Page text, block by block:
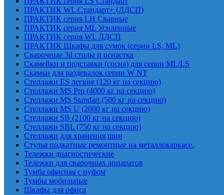
ПРАКТИК WL Стандарт+ (ЛДСП)
ПРАКТИК серия LH Сварные
ПРАКТИК серия ML Усиленные
ПРАКТИК серия WL ЛДСП
ПРАКТИК Шкафы для сумок (серии LS, ML)
Сварочные 3d столы и оснастка
Скамейки и подставки (сосна) для серии ML/LS
Скамьи для раздевалок серии W NT
Стеллажи ES легкие (120 кг на секцию)
Стеллажи MS Pro (4000 кг на секцию)
Стеллажи MS Standart (500 кг на секцию)
Стеллажи MS U (2000 кг на секцию)
Стеллажи SB (2100 кг на секцию)
Стеллажи SBL (750 кг на секцию)
Стеллажи для хранения шин
Стулья подкатные ремонтные на металлокаркасе.
Тележки диагностические
Тележки для сварочных аппаратов
Тумба офисная с пуфом
Тумбы мобильные
Шкафы для офиса